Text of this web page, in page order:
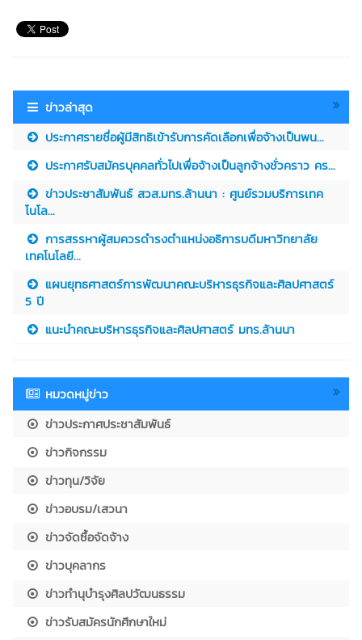
ข่าวล่าสุด
ประกาศรายชื่อผู้มีสิทธิเข้ารับการคัดเลือกเพื่อจ้างเป็นพน...
ประกาศรับสมัครบุคคลทั่วไปเพื่อจ้างเป็นลูกจ้างชั่วคราว คร...
ข่าวประชาสัมพันธ์ สวส.มทร.ล้านนา : ศูนย์รวมบริการเทค
โนโล...
การสรรหาผู้สมควรดำรงตำแหน่งอธิการบดีมหาวิทยาลัย
เทคโนโลยี...
แผนยุทธศาสตร์การพัฒนาคณะบริหารธุรกิจและศิลปศาสตร์
5 ปี
แนะนำคณะบริหารธุรกิจและศิลปศาสตร์ มทร.ล้านนา
หมวดหมู่ข่าว
ข่าวประกาศประชาสัมพันธ์
ข่าวกิจกรรม
ข่าวทุน/วิจัย
ข่าวอบรม/เสวนา
ข่าวจัดซื้อจัดจ้าง
ข่าวบุคลากร
ข่าวทำนุบำรุงศิลปวัฒนธรรม
ข่าวรับสมัครนักศึกษาใหม่